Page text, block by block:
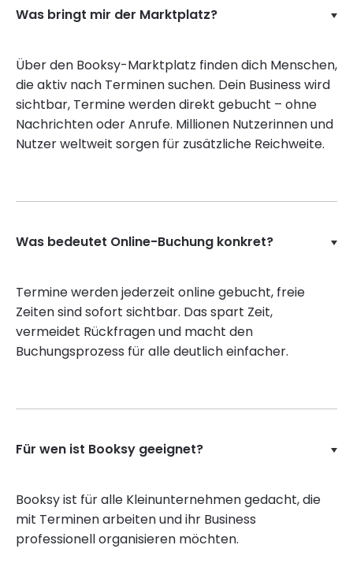
Was bringt mir der Marktplatz?
Über den Booksy-Marktplatz finden dich Menschen,
die aktiv nach Terminen suchen. Dein Business wird
sichtbar, Termine werden direkt gebucht – ohne
Nachrichten oder Anrufe. Millionen Nutzerinnen und
Nutzer weltweit sorgen für zusätzliche Reichweite.
Was bedeutet Online-Buchung konkret?
Termine werden jederzeit online gebucht, freie
Zeiten sind sofort sichtbar. Das spart Zeit,
vermeidet Rückfragen und macht den
Buchungsprozess für alle deutlich einfacher.
Für wen ist Booksy geeignet?
Booksy ist für alle Kleinunternehmen gedacht, die
mit Terminen arbeiten und ihr Business
professionell organisieren möchten.